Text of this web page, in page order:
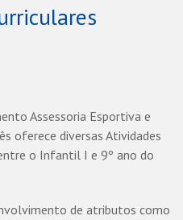
Assessoria Esportiva e
oferece diversas Atividades
o Infantil I e 9º ano do
de atributos como